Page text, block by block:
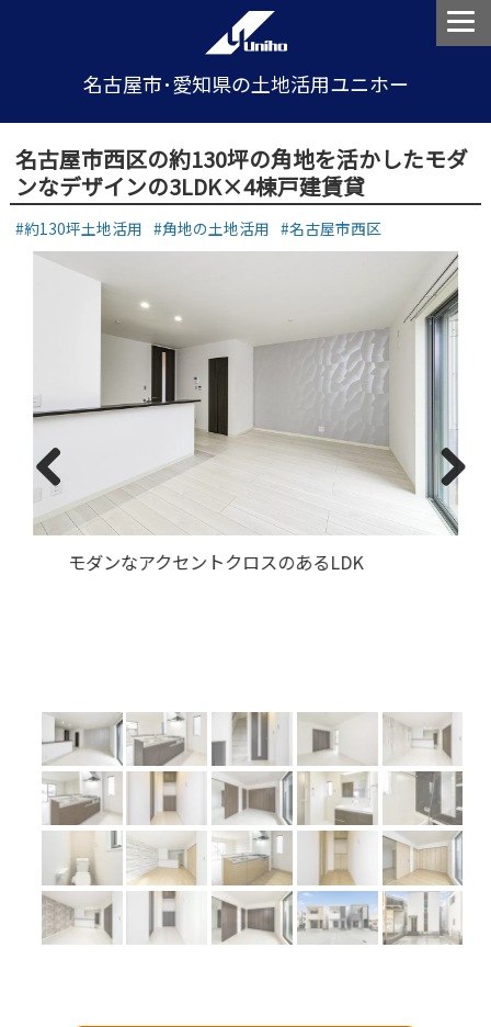
名古屋市･愛知県の土地活用ユニホー
名古屋市西区の約130坪の角地を活かしたモダ
ンなデザインの3LDK×4棟戸建賃貸
約130坪土地活用 角地の土地活用 名古屋市西区
Previous Next